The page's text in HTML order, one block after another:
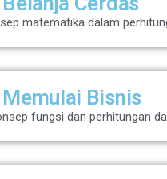
matematika dalam
Bisnis
fungsi dan perhitungan